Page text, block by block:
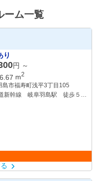
ーム一覧
り
円 ～
6.67 m2
島市福寿町浅平3丁目105
新幹線 岐阜羽島駅 徒歩５分